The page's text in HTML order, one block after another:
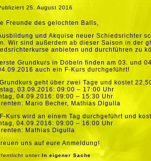
25. August 2016
Freunde des gelochten Balls,
und Akquise neuer Schiedsrichter
Wir sind außerdem ab dieser Saison in der
anbieten und durchführen zu
Grundkurs in Döbeln finden am 03. und
auch ein F-Kurs durchgeführt!
geht über zwei Tage und kostet
03.09.2016: 09:00 – 17:00 Uhr
04.09.2016: 09:00 – 15:30 Uhr
Mario Becher, Mathias Digulla
Kurs wird an einem Tag durchgeführt und
04.09.2016: 09:00 – 16:00 Uhr
Mathias Digulla
uns auf eure Anmeldung!
unter In eigener Sache